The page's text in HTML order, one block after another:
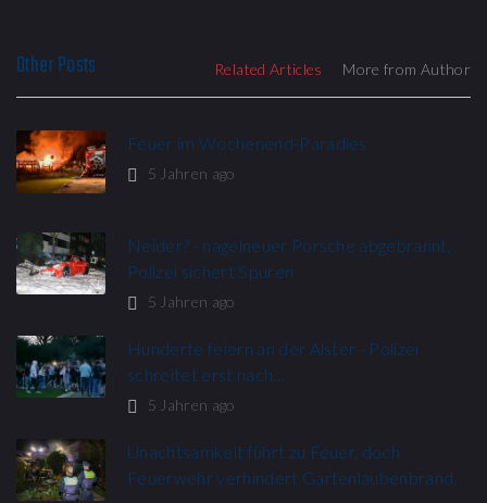
Other Posts Related Articles More from Author
Feuer im Wochenend-Paradies
5 Jahren ago
Neider? - nagelneuer Porsche abgebrannt,
Polizei sichert Spuren
5 Jahren ago
Hunderte feiern an der Alster - Polizei
schreitet erst nach…
5 Jahren ago
Unachtsamkeit führt zu Feuer, doch
Feuerwehr verhindert Gartenlaubenbrand.